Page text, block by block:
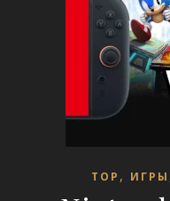
TOP , ИГРЫ